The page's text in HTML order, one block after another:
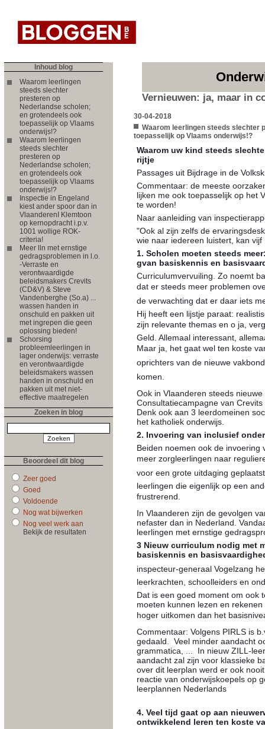
Inhoud blog
Waarom leerlingen
steeds slechter
presteren op
Nederlandse scholen;
en grotendeels ook
toepasselijk op Vlaams
onderwijs!?
Waarom leerlingen
steeds slechter
presteren op
Nederlandse scholen;
en grotendeels ook
toepasselijk op Vlaams
onderwijs!?
Inspectie in Engeland
kiest ander spoor dan in
VlaanderenI Klemtoon
op kernopdracht i.p.v.
1001 wollige ROK-
criteria!
Meer lln met ernstige
gedragsproblemen in l.o.
-Verraste en
verontwaardigde
beleidsmakers Crevits
(CD&V) & Steve
Vandenberghe (So.a) ...
wassen handen in
onschuld en pakken uit
met ingrepen die geen
oplossing bieden!
Schorsing
probleemleerlingen in
lager onderwijs: verraste
en verontwaardigde
beleidsmakers wassen
handen in onschuld en
pakken uit met niet-
effective maatregelen
Zoeken in blog
Beoordeel dit blog
Zeer goed
Goed
Voldoende
Nog wat bijwerken
Nog veel werk aan
Bekijk de resultaten
Vernieuwen: ja, maar in
30-04-2018
Waarom leerlingen steeds slechter
toepasselijk op Vlaams onderwijs!?
Waarom uw kind steeds
rijtje
Passages uit Bijdrage in de
Commentaar: de meeste
lijken me ook toepasselijk op het
te worden!
Naar aanleiding van
"Ook al zijn zelfs de
wie naar iedereen luistert, kan
1. Scholen moeten steeds
gvan basiskennis en
Curriculumvervuiling. Zo noemt
dat er steeds meer problemen
de verwachting dat er daar iets
Hij heeft een lijstje paraat:
zijn relevante themas en o ja,
Geld. Allemaal interessant,
Maar ja, het gaat wel ten koste
oprichters van de nieuwe
komen.
Ook in Vlaanderen steeds
Consultatiecampagne van
Denk ook aan 3 leerdomeinen
het katholiek onderwijs.
2. Invoering van inclusief
Beiden noemen ook de invoering
meer zorgleerlingen naar
voor een grote uitdaging
leerlingen die eigenlijk op een
frustrerend.
In Vlaanderen zijn de gevolgen
nefaster dan in Nederland.
leerlingen met ernstige
3 Nieuw curriculum nodig met
basiskennis en
inspecteur-generaal Vogelzang
leerkrachten, schoolleiders en
Dat is een goed moment om ook
moeten kunnen lezen en
hoger uitkomen dan het
Commentaar: Volgens PIRLS is
gedaald. Veel minder aandacht
grammatica, ... In nieuw ZILL-
aandacht zal zijn voor klassieke
over dit leerplan werd er ook
reactie van onderwijskoepels op
leerplannen Nederlands
4. Veel tijd gaat op aan
ontwikkelend leren ten koste